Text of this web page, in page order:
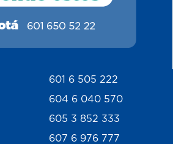
601 6 505 222
604 6 040 570
605 3 852 333
607 6 976 777